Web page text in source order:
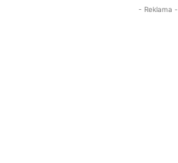
- Reklama -